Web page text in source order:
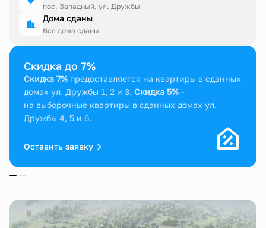
пос. Западный, ул. Дружбы
Дома сданы
Все дома сданы
Скидка до 7%
Скидка 7% предоставляется на квартиры в сданных
домах ул. Дружбы 1, 2 и 3. Скидка 5% -
на выборочные квартиры в сданных домах ул.
Дружбы 4, 5 и 6.
Оставить заявку